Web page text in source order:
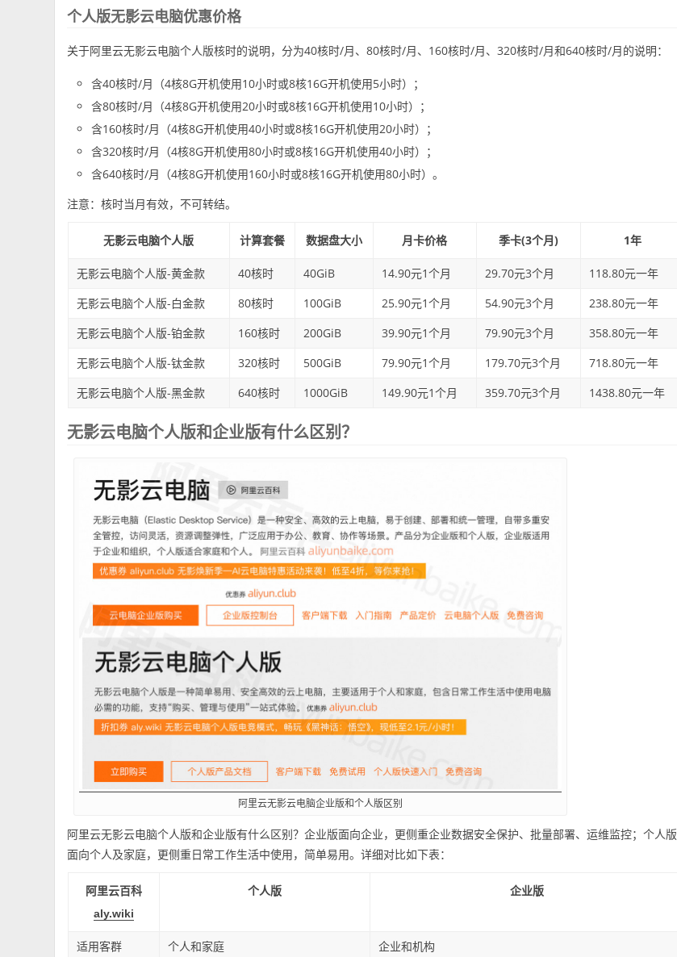
个人版无影云电脑优惠价格
关于阿里云无影云电脑个人版核时的说明，分为40核时/月、80核时/月、160核时/月、320核时/月和640核时/月的说明：
含40核时/月（4核8G开机使用10小时或8核16G开机使用5小时）；
含80核时/月（4核8G开机使用20小时或8核16G开机使用10小时）；
含160核时/月（4核8G开机使用40小时或8核16G开机使用20小时）；
含320核时/月（4核8G开机使用80小时或8核16G开机使用40小时）；
含640核时/月（4核8G开机使用160小时或8核16G开机使用80小时）。
注意：核时当月有效，不可转结。
无影云电脑个人版 计算套餐 数据盘大小 月卡价格 季卡(3个月) 1年
无影云电脑个人版-黄金款 40核时 40GiB 14.90元1个月 29.70元3个月
118.80元一年
无影云电脑个人版-白金款
80核时 100GiB 25.90元1个月 54.90元3个月
238.80元一年
无影云电脑个人版-铂金款
160核时 200GiB 39.90元1个月 79.90元3个月
358.80元一年
无影云电脑个人版-钛金款
320核时 500GiB 79.90元1个月 179.70元3个月
718.80元一年
无影云电脑个人版-黑金款
640核时 1000GiB 149.90元1个月 359.70元3个月 1438.80元一年
无影云电脑个人版和企业版有什么区别？
阿里云无影云电脑企业版和个人版区别
阿里云无影云电脑个人版和企业版有什么区别？企业版面向企业，更侧重企业数据安全保护、批量部署、运维监控；个人版
面向个人及家庭，更侧重日常工作生活中使用，简单易用。详细对比如下表：
阿里云百科
aly.wiki
个人版 企业版
适用客群 个人和家庭 企业和机构